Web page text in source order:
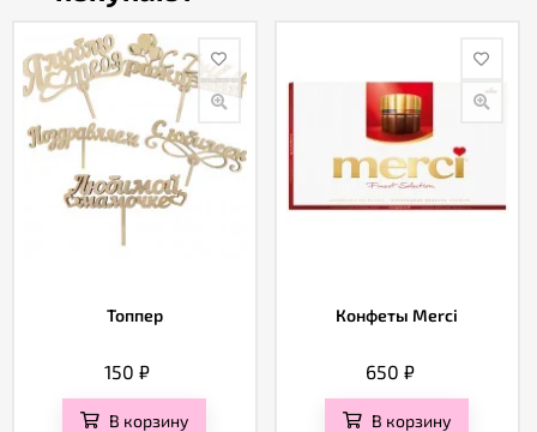
Топпер
150₽
В корзину
Конфеты Merci
650 ₽
В корзину